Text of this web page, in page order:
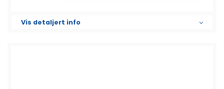
Vis detaljert info